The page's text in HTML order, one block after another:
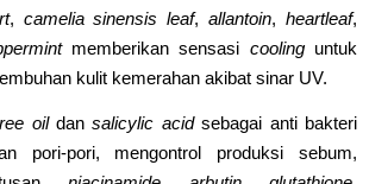
, camelia sinensis leaf,allantoin,heartleaf,
memberikan sensasi coolinguntuk
kulit kemerahan akibat sinar UV.
oildansalicylic acidsebagai anti bakteri
pori-pori, mengontrol produksi sebum,